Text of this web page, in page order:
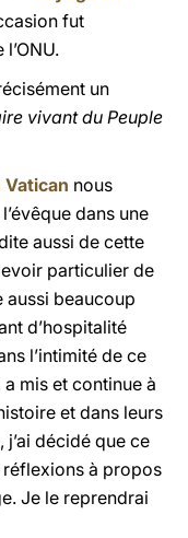
fut
un
vivant du Peuple
Vatican nous
dans une
aussi de cette
particulier de
aussi beaucoup
d’hospitalité
l’intimité de ce
mis et continue à
et dans leurs
décidé que ce
à propos
Je le reprendrai